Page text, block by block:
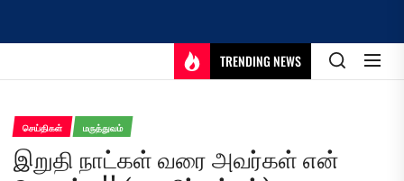
TRENDING NEWS
செய்திகள் மருத்துவம்
இறுதி நாட்கள் வரை அவர்கள் என்